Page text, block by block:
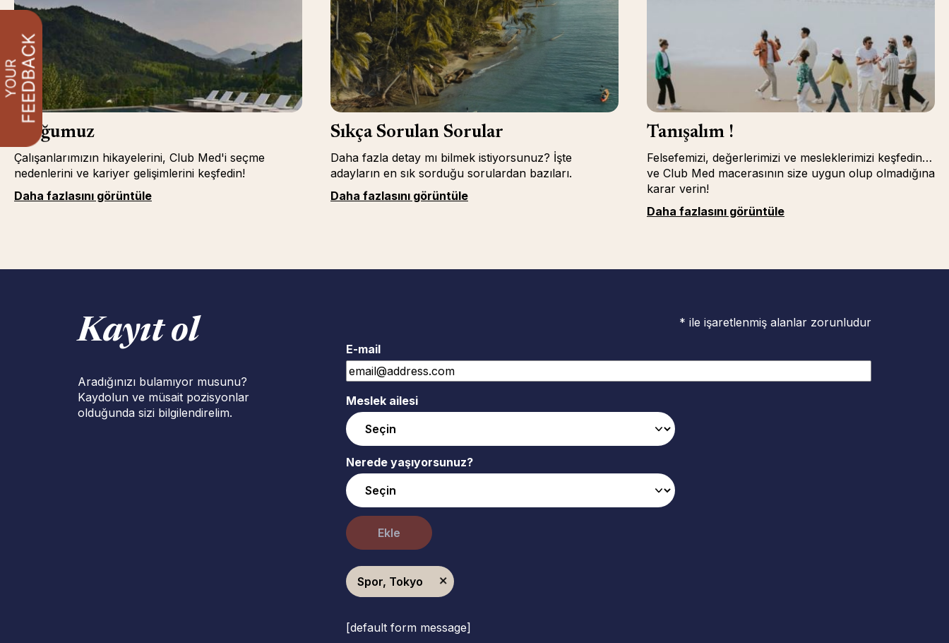
Bloğumuz
Çalışanlarımızın hikayelerini, Club Med'i seçme
nedenlerini ve kariyer gelişimlerini keşfedin!
Daha fazlasını görüntüle
Sıkça Sorulan Sorular
Daha fazla detay mı bilmek istiyorsunuz? İşte
adayların en sık sorduğu sorulardan bazıları.
Daha fazlasını görüntüle
Tanışalım !
Felsefemizi, değerlerimizi ve mesleklerimizi keşfedin…
ve Club Med macerasının size uygun olup olmadığına
karar verin!
Daha fazlasını görüntüle
Kayıt ol
Aradığınızı bulamıyor musunu?
Kaydolun ve müsait pozisyonlar
olduğunda sizi bilgilendirelim.
* ile işaretlenmiş alanlar zorunludur
E-mail
Meslek ailesi
Nerede yaşıyorsunuz?
Ekle
Spor, Tokyo
[default form message]